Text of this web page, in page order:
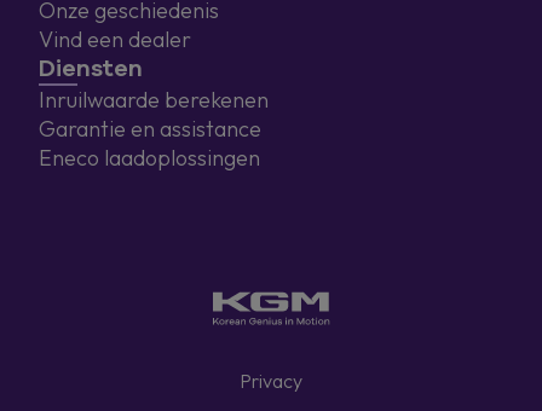
Onze geschiedenis
Vind een dealer
Diensten
Inruilwaarde berekenen
Garantie en assistance
Eneco laadoplossingen
Privacy